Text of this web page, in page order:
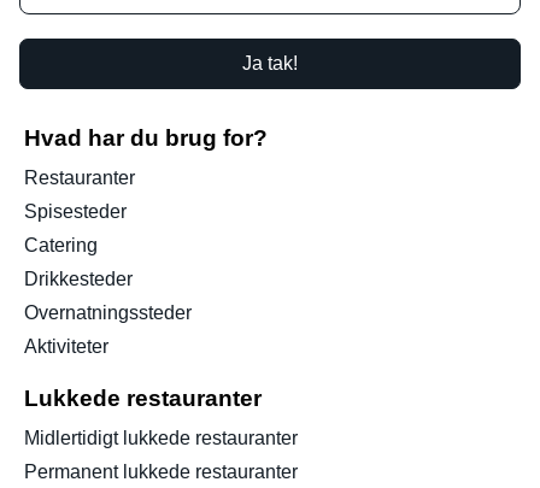
Ja tak!
Hvad har du brug for?
Restauranter
Spisesteder
Catering
Drikkesteder
Overnatningssteder
Aktiviteter
Lukkede restauranter
Midlertidigt lukkede restauranter
Permanent lukkede restauranter